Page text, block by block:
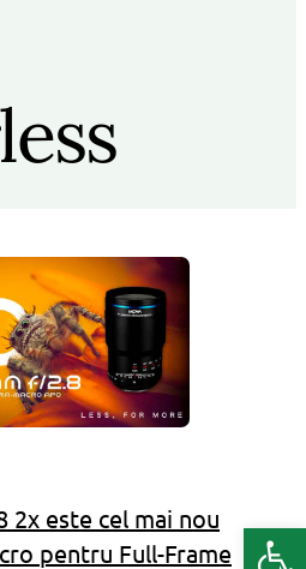
2x este cel mai nou
pentru Full-Frame